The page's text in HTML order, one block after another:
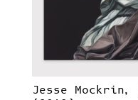
Jesse Mockrin,